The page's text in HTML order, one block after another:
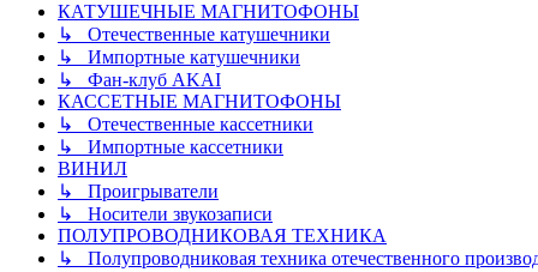
КАТУШЕЧНЫЕ МАГНИТОФОНЫ
↳ Отечественные катушечники
↳ Импортные катушечники
↳ Фан-клуб AKAI
КАССЕТНЫЕ МАГНИТОФОНЫ
↳ Отечественные кассетники
↳ Импортные кассетники
ВИНИЛ
↳ Проигрыватели
↳ Носители звукозаписи
ПОЛУПРОВОДНИКОВАЯ ТЕХНИКА
↳ Полупроводниковая техника отечественного